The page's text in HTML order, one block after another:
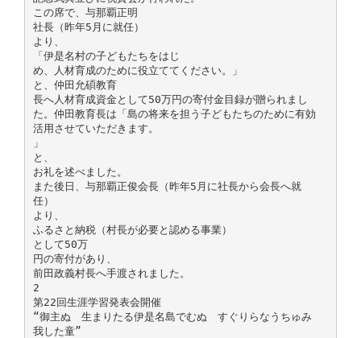
この席で、与那覇正明
社長（昨年5月に就任）
より、
「伊是名村の子どもたちをはじ
め、人材育成のために役立ててください。」
と、仲田允碩教育
長へ人材育成資金として50万円の寄付金目録が贈られまし
た。仲田教育長は「島の将来を担う子どもたちのために有効
活用させていただきます。
」
と、
お礼を述べました。
また後日、与那覇正俊会長（昨年5月に社長から会長へ就
任）
より、
ふるさと納税（村長が必要と認める事業）
として50万
円の寄付があり、
前田政義村長へ手渡されました。
2
第22回生涯学習発表会開催
“御主ぬ 生まりたる伊是名島でむぬ すぐりらなうちゅみ
我した童”